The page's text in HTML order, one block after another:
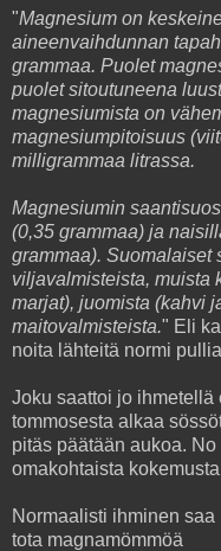
"Magnesium on
aineenvaihdunnan
grammaa. Puolet
puolet sitoutuneena
magnesiumista on
magnesiumpitoisuus
milligrammaa litrassa.
Magnesiumin
(0,35 grammaa) ja
grammaa). Suomalaiset
viljavalmisteista, muista
marjat), juomista (kahvi
maitovalmisteista." Eli
noita lähteitä normi
Joku saattoi jo ihmetellä
tommosesta alkaa
pitäs päätään aukoa.
omakohtaista
Normaalisti ihminen saa
tota magnamömmöä